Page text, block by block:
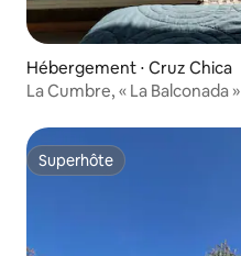
Hébergement ⋅ Cruz Chica
La Cumbre, « La Balconada »
Superhôte
Superhôte